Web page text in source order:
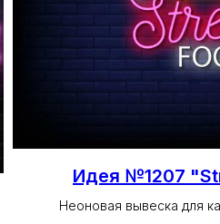
Идея №1207
Неоновая вывеска для